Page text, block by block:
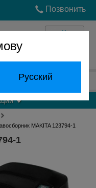
Русский
Позвонить
Войти
824-24-24
MAKITA 123794-1
1